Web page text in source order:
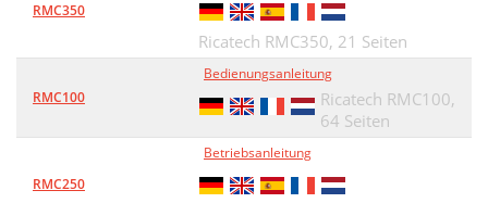
RMC350
Ricatech RMC350, 21 Seiten
RMC100
Bedienungsanleitung
Ricatech RMC100,
64 Seiten
RMC250
Betriebsanleitung